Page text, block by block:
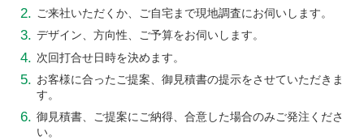
ご来社いただくか、ご自宅まで現地調査にお伺いします。
デザイン、方向性、ご予算をお伺いします。
次回打合せ日時を決めます。
お客様に合ったご提案、御見積書の提示をさせていただきま
す。
御見積書、ご提案にご納得、 合意した場合のみご発注くださ
い。